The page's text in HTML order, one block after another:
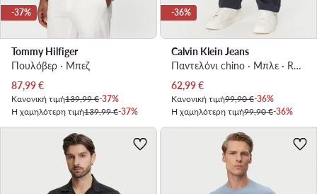
-37%
Tommy Hilfiger
Πουλόβερ · Μπεζ
Τρέχουσα τιμή
87,99€
Κανονική τιμή139,99 €-37%
Η χαμηλότερη τιμή139,99 €-37%
-36%
Calvin Klein Jeans
Παντελόνι chino · Μπλε · Regular Fit
Τρέχουσα τιμή
62,99€
Κανονική τιμή99,90 €-36%
Η χαμηλότερη τιμή99,90 €-36%